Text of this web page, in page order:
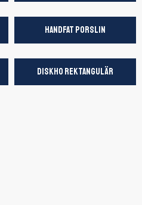
HANDFAT PORSLIN
DISKHO REKTANGULÄR